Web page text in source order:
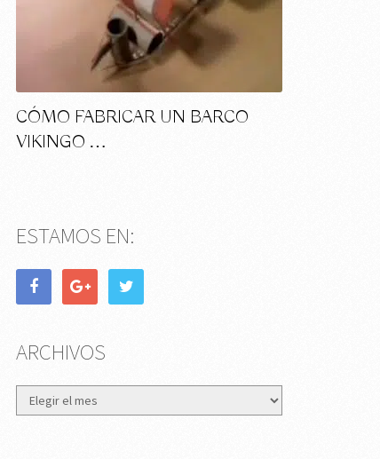
CÓMO FABRICAR UN BARCO
VIKINGO …
ESTAMOS EN:
ARCHIVOS
Archivos